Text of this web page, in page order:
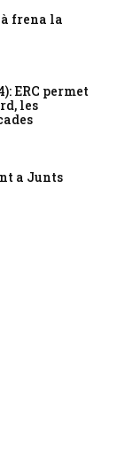
frena la
ERC permet
les
a Junts